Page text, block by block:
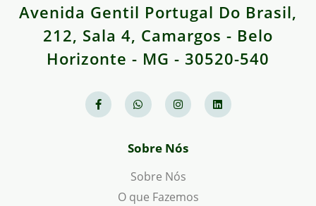
Avenida Gentil Portugal Do Brasil,
212, Sala 4, Camargos - Belo
Horizonte - MG - 30520-540
Sobre Nós
Sobre Nós
O que Fazemos